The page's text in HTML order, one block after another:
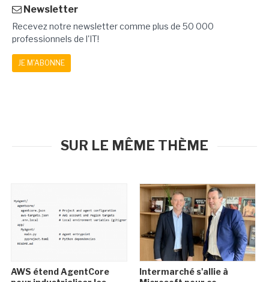
Newsletter
Recevez notre newsletter comme plus de 50 000
professionnels de l'IT!
JE M'ABONNE
SUR LE MÊME THÈME
AWS étend AgentCore
Intermarché s'allie à